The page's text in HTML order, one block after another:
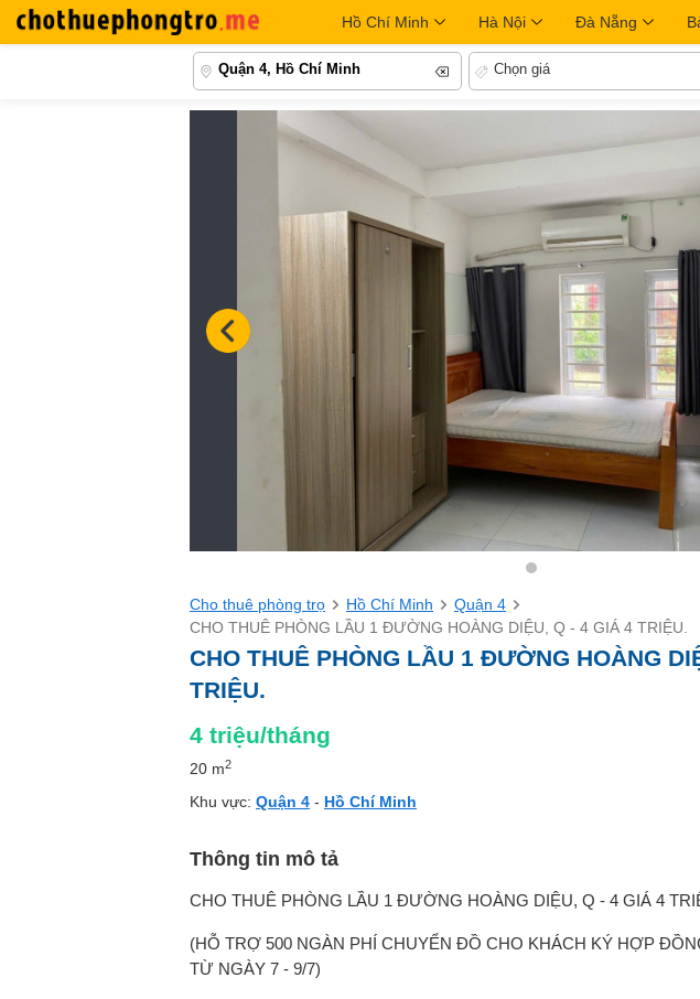
Hồ Chí Minh Hà Nội Đà Nẵng
Quận 4, Hồ Chí Minh Chọn giá
Cho thuê phòng trọ Hồ Chí Minh
Quận 4
CHO THUÊ PHÒNG LẦU 1 ĐƯỜNG HOÀNG DIỆU, Q - 4 GIÁ 4 TRIỆU.
CHO THUÊ PHÒNG LẦU 1 ĐƯỜNG HOÀNG
TRIỆU.
4 triệu/tháng
20 m2
Khu vực: Quận 4 - Hồ Chí Minh
Thông tin mô tả
CHO THUÊ PHÒNG LẦU 1 ĐƯỜNG HOÀNG DIỆU, Q - 4 GIÁ 4
(HỖ TRỢ 500 NGÀN PHÍ CHUYỂN ĐỒ CHO KHÁCH KÝ HỢP
TỪ NGÀY 7 - 9/7)